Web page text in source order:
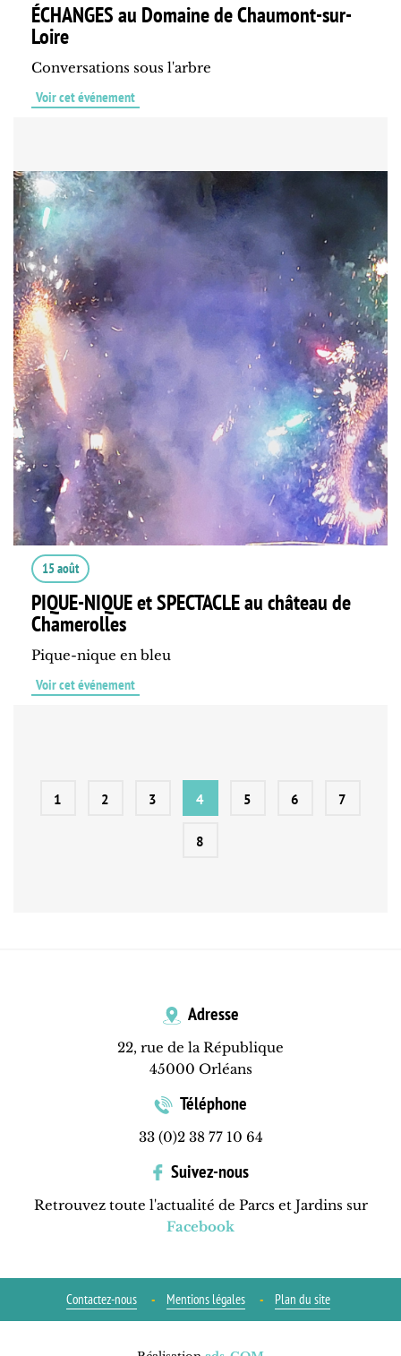
ÉCHANGES au Domaine de Chaumont-sur-
Loire
Conversations sous l'arbre
Voir cet événement
15 août
PIQUE-NIQUE et SPECTACLE au château de
Chamerolles
Pique-nique en bleu
Voir cet événement
1 2 3 4 5 6 7
8
Adresse
22, rue de la République
45000 Orléans
Téléphone
33 (0)2 38 77 10 64
Suivez-nous
Retrouvez toute l'actualité de Parcs et Jardins sur
Facebook
Contactez-nous Mentions légales Plan du site